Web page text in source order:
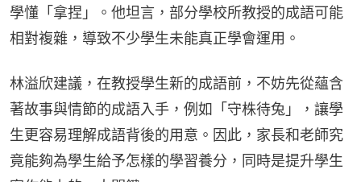
學懂「拿捏」。他坦言，部分學校所教授的成語可能
相對複雜，導致不少學生未能真正學會運用。
林溢欣建議，在教授學生新的成語前，不妨先從蘊含
著故事與情節的成語入手，例如「守株待兔」，讓學
生更容易理解成語背後的用意。因此，家長和老師究
竟能夠為學生給予怎樣的學習養分，同時是提升學生